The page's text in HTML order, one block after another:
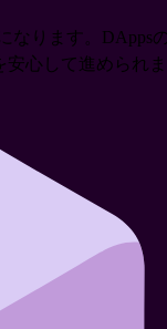
ります。
心して進められま